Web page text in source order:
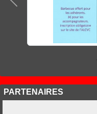
Précedent
PARTENAIRES